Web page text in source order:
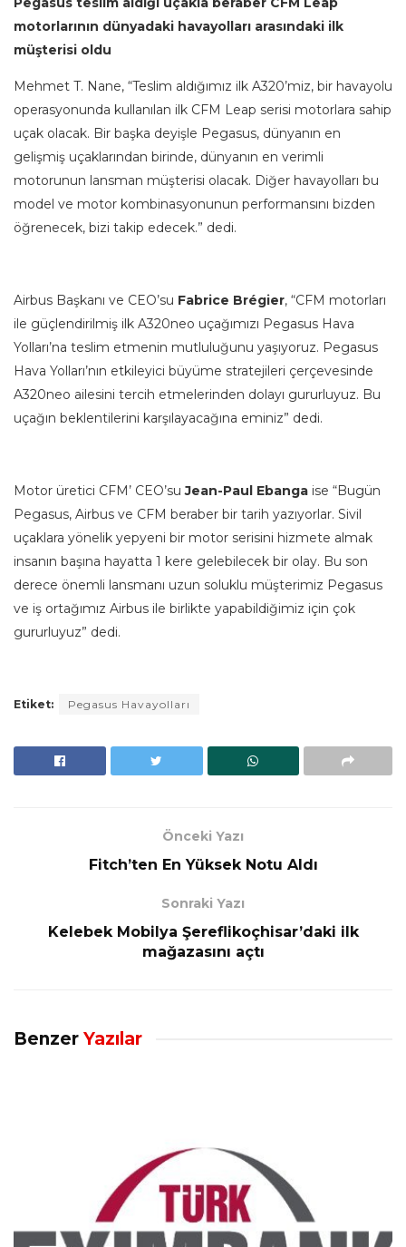
motorlarının dünyadaki havayolları arasındaki ilk
müşterisi oldu
Mehmet T. Nane, “Teslim aldığımız ilk A320’miz, bir havayolu
operasyonunda kullanılan ilk CFM Leap serisi motorlara sahip
uçak olacak. Bir başka deyişle Pegasus, dünyanın en
gelişmiş uçaklarından birinde, dünyanın en verimli
motorunun lansman müşterisi olacak. Diğer havayolları bu
model ve motor kombinasyonunun performansını bizden
öğrenecek, bizi takip edecek.” dedi.
Airbus Başkanı ve CEO’su Fabrice Brégier, “CFM motorları
ile güçlendirilmiş ilk A320neo uçağımızı Pegasus Hava
Yolları’na teslim etmenin mutluluğunu yaşıyoruz. Pegasus
Hava Yolları’nın etkileyici büyüme stratejileri çerçevesinde
A320neo ailesini tercih etmelerinden dolayı gururluyuz. Bu
uçağın beklentilerini karşılayacağına eminiz” dedi.
Motor üretici CFM’ CEO’su Jean-Paul Ebanga ise “Bugün
Pegasus, Airbus ve CFM beraber bir tarih yazıyorlar. Sivil
uçaklara yönelik yepyeni bir motor serisini hizmete almak
insanın başına hayatta 1 kere gelebilecek bir olay. Bu son
derece önemli lansmanı uzun soluklu müşterimiz Pegasus
ve iş ortağımız Airbus ile birlikte yapabildiğimiz için çok
gururluyuz” dedi.
Etiket: Pegasus Havayolları
Önceki Yazı
Fitch’ten En Yüksek Notu Aldı
Sonraki Yazı
Kelebek Mobilya Şereflikoçhisar’daki ilk
mağazasını açtı
Benzer Yazılar